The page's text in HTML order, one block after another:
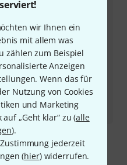
wir Ihnen ein
mit allem was
zählen zum Beispiel
Anzeigen
Wenn das für
Nutzung von Cookies
und Marketing
„Geht klar“ zu (alle
).
jederzeit
(hier) widerrufen.